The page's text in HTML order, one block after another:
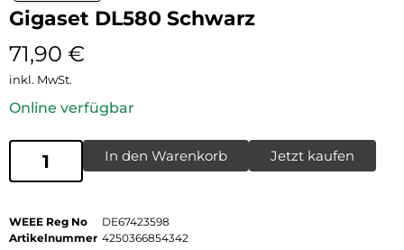
Gigaset DL580 Schwarz
71,90 €
inkl. MwSt.
Online verfügbar
In den Warenkorb Jetzt kaufen
WEEE Reg No
DE67423598
Artikelnummer 4250366854342